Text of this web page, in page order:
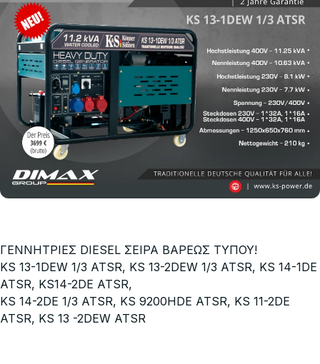
ΓΕΝΝΗΤΡΙΕΣ DIESEL ΣΕΙΡΑ ΒΑΡΕΩΣ ΤΥΠΟΥ!
KS 13-1DEW 1/3 ATSR, KS 13-2DEW 1/3 ATSR, KS 14-1DE
ATSR, KS14-2DE ATSR,
KS 14-2DE 1/3 ATSR, KS 9200HDE ATSR, KS 11-2DE
ATSR, KS 13 -2DEW ATSR